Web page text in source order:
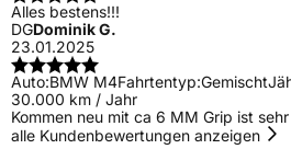
Alles bestens!!!
DGDominik G.
23.01.2025
Auto:BMW M4Fahrtentyp:Gemischt
30.000 km / Jahr
Kommen neu mit ca 6 MM Grip ist
alle Kundenbewertungen anzeigen